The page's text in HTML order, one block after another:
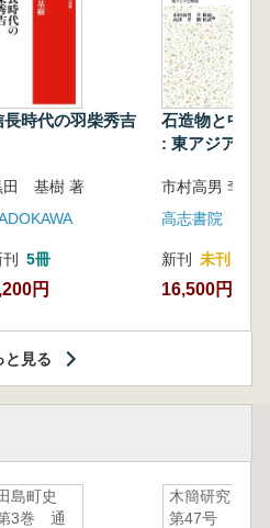
長時代の羽柴秀吉
田 基樹 著
5冊
円
石造物と中世
: 東アジアと
高志書院
新刊 未刊
16,500円
と見る
島町史
3巻 通
木簡研究
第47号